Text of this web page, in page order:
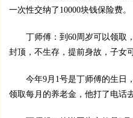
一次性交纳了10000块钱保险费。
丁师傅：到60周岁可以领取，
封顶，不生存，提前身故，子女
今年9月1号是丁师傅的生日，
领取每月的养老金，他打了电话